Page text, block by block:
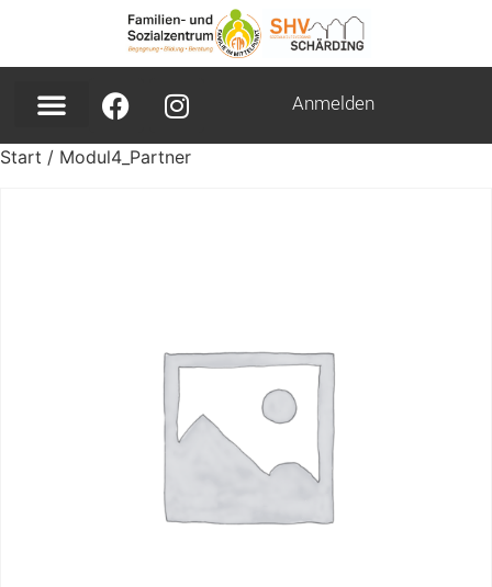
Anmelden
Start / Modul4_Partner